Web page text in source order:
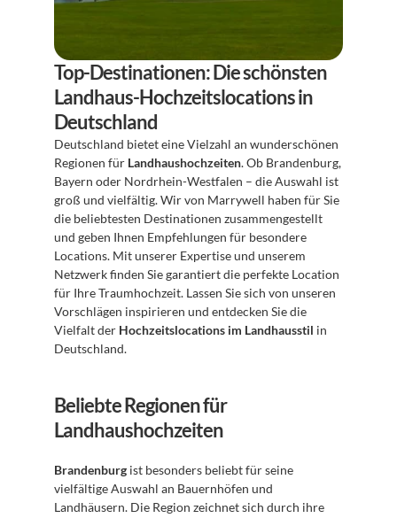
Top-Destinationen: Die schönsten
Landhaus-Hochzeitslocations in
Deutschland
Deutschland bietet eine Vielzahl an wunderschönen
Regionen für Landhaushochzeiten. Ob Brandenburg,
Bayern oder Nordrhein-Westfalen – die Auswahl ist
groß und vielfältig. Wir von Marrywell haben für Sie
die beliebtesten Destinationen zusammengestellt
und geben Ihnen Empfehlungen für besondere
Locations. Mit unserer Expertise und unserem
Netzwerk finden Sie garantiert die perfekte Location
für Ihre Traumhochzeit. Lassen Sie sich von unseren
Vorschlägen inspirieren und entdecken Sie die
Vielfalt der Hochzeitslocations im Landhausstil in
Deutschland.
Beliebte Regionen für
Landhaushochzeiten
Brandenburg ist besonders beliebt für seine
vielfältige Auswahl an Bauernhöfen und
Landhäusern. Die Region zeichnet sich durch ihre